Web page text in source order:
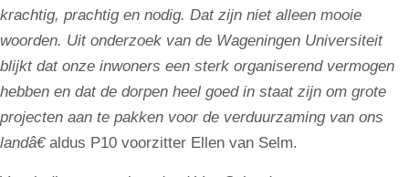
krachtig, prachtig en nodig. Dat zijn niet alleen mooie
woorden. Uit onderzoek van de Wageningen Universiteit
blijkt dat onze inwoners een sterk organiserend vermogen
hebben en dat de dorpen heel goed in staat zijn om grote
projecten aan te pakken voor de verduurzaming van ons
landâ€ aldus P10 voorzitter Ellen van Selm.